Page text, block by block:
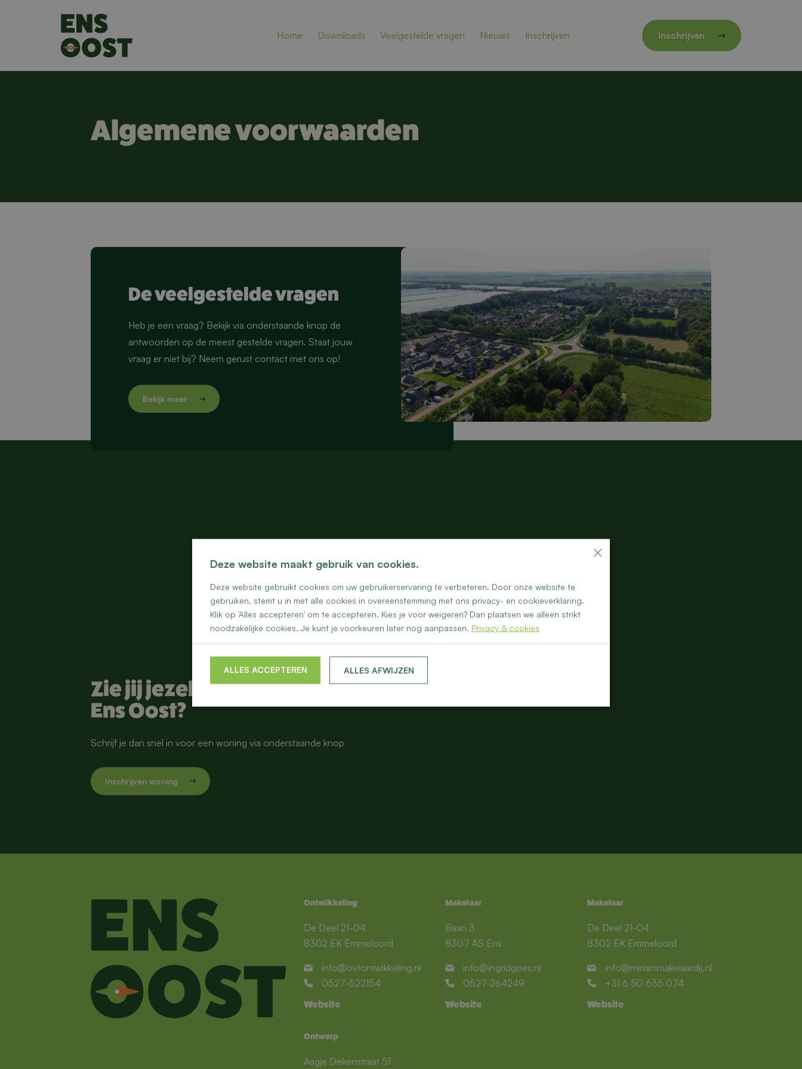
Home Downloads Veelgestelde vragen Nieuws Inschrijven Inschrijven
Algemene voorwaarden
De veelgestelde vragen
Heb je een vraag? Bekijk via onderstaande knop de
antwoorden op de meest gestelde vragen. Staat jouw
vraag er niet bij? Neem gerust contact met ons op!
Zie jij jezelf al wonen in
Ens Oost?
Schrijf je dan snel in voor een woning via onderstaande knop
Inschrijven woning
Ontwikkeling
De Deel 21-04
8302 EK Emmeloord
info@ovtontwikkeling.nl
0527-522154
Website
Makelaar
Baan 3
8307 AS Ens
info@ingridgoes.nl
0527-264249
Website
Makelaar
De Deel 21-04
8302 EK Emmeloord
info@miriammakelaardij.nl
+31 6 50 635 074
Website
Ontwerp
Aagje Dekenstraat 51
×
Deze website maakt gebruik van cookies.
Deze website gebruikt cookies om uw gebruikerservaring te verbeteren. Door onze website te
gebruiken, stemt u in met alle cookies in overeenstemming met ons privacy- en cookieverklaring.
Klik op 'Alles accepteren' om te accepteren. Kies je voor weigeren? Dan plaatsen we alleen strikt
noodzakelijke cookies. Je kunt je voorkeuren later nog aanpassen. Privacy & cookies
ALLES ACCEPTEREN ALLES AFWIJZEN